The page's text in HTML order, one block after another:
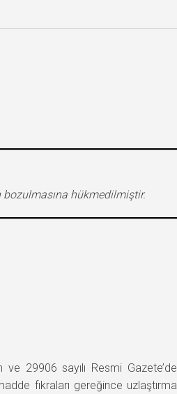
bozulmasına hükmedilmiştir.
29906 sayılı Resmi Gazete’de
fıkraları gereğince uzlaştırma